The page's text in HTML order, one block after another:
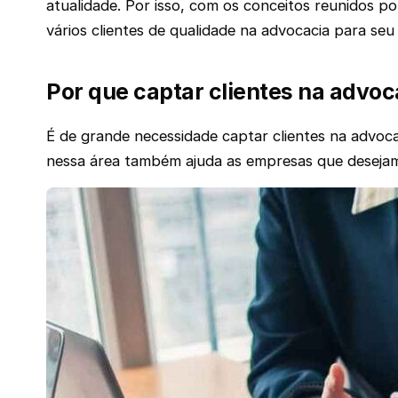
atualidade. Por isso, com os conceitos reunidos
vários clientes de qualidade na advocacia para
Por que captar clientes na
É de grande necessidade captar clientes na
nessa área também ajuda as empresas que